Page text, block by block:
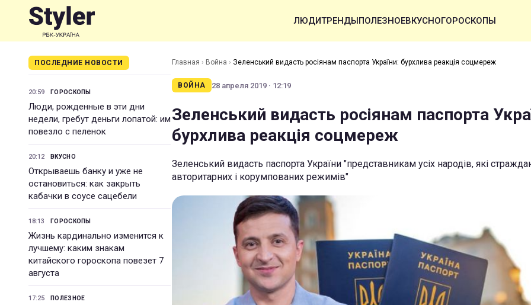
ЛЮДИТРЕНДЫПОЛЕЗНОЕВКУСНОГОРОСКОПЫ
ПОСЛЕДНИЕ НОВОСТИ
20:59 ГОРОСКОПЫ
Люди, рожденные в эти дни
недели, гребут деньги лопатой: им
повезло с пеленок
20:12 ВКУСНО
Открываешь банку и уже не
остановиться: как закрыть
кабачки в соусе сацебели
18:13 ГОРОСКОПЫ
Жизнь кардинально изменится к
лучшему: каким знакам
китайского гороскопа повезет 7
августа
17:25 ПОЛЕЗНОЕ
Главная › Война › Зеленський видасть росіянам паспорта України: бурхлива реакція соцмереж
ВОЙНА 28 апреля 2019 · 12:19
Зеленський видасть росіянам паспорта
бурхлива реакція соцмереж
Зеленський видасть паспорта України "представникам усіх народів, які
авторитарних і корумпованих режимів"